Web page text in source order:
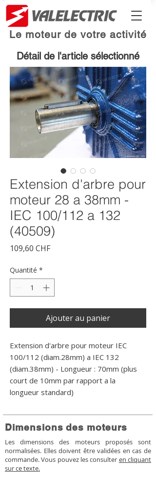
Le moteur de votre activité
Détail de l'article sélectionné
Extension d'arbre pour
moteur 28 a 38mm -
IEC 100/112 a 132
(40509)
109,60 CHFPrix
Quantité *
Ajouter au panier
Extension d'arbre pour moteur IEC
100/112 (diam.28mm) a IEC 132
(diam.38mm) - Longueur : 70mm (plus
court de 10mm par rapport a la
longueur standard)
Dimensions des moteurs
Les dimensions des moteurs proposés sont
normalisées. Elles doivent être validées en cas de
commande. Vous pouvez les consulter en cliquant
sur ce texte.